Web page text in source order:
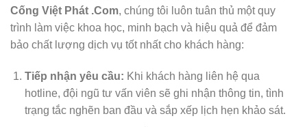
Cống Việt Phát .Com, chúng tôi luôn tuân thủ một quy
trình làm việc khoa học, minh bạch và hiệu quả để đảm
bảo chất lượng dịch vụ tốt nhất cho khách hàng:
Tiếp nhận yêu cầu: Khi khách hàng liên hệ qua
hotline, đội ngũ tư vấn viên sẽ ghi nhận thông tin, tình
trạng tắc nghẽn ban đầu và sắp xếp lịch hẹn khảo sát.